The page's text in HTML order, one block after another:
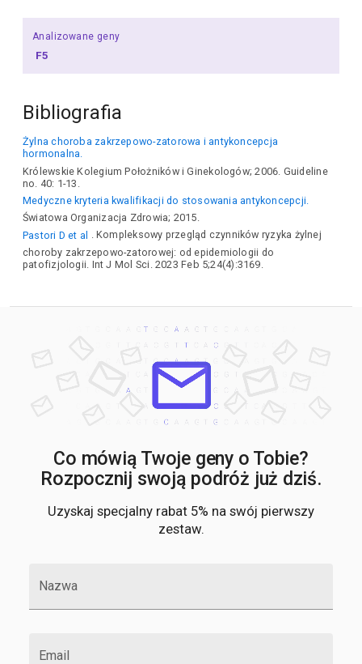
Analizowane geny
F5
Bibliografia
Żylna choroba zakrzepowo-zatorowa i antykoncepcja
hormonalna.
Królewskie Kolegium Położników i Ginekologów; 2006. Guideline
no. 40: 1-13.
Medyczne kryteria kwalifikacji do stosowania antykoncepcji.
Światowa Organizacja Zdrowia; 2015.
Pastori D et al . Kompleksowy przegląd czynników ryzyka żylnej
choroby zakrzepowo-zatorowej: od epidemiologii do
patofizjologii. Int J Mol Sci. 2023 Feb 5;24(4):3169.
Co mówią Twoje geny o Tobie?
Rozpocznij swoją podróż już dziś.
Uzyskaj specjalny rabat 5% na swój pierwszy
zestaw.
Nazwa
Email